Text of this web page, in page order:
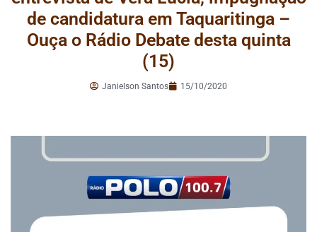
de candidatura em Taquaritinga –
Ouça o Rádio Debate desta quinta
(15)
Janielson Santos 15/10/2020